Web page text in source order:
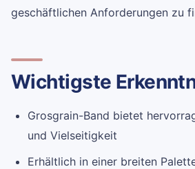
geschäftlichen Anforderungen zu
Wichtigste
Grosgrain-Band bietet
und Vielseitigkeit
Erhältlich in einer breiten